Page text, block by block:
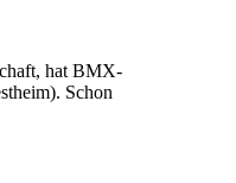
hat BMX-
Schon